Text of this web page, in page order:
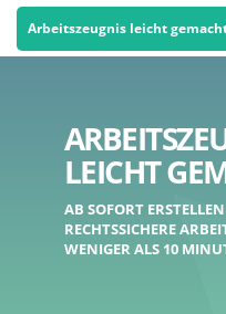
Arbeitszeugnis leicht
LEICHT
AB SOFORT
RECHTSSICHERE
WENIGER ALS 10